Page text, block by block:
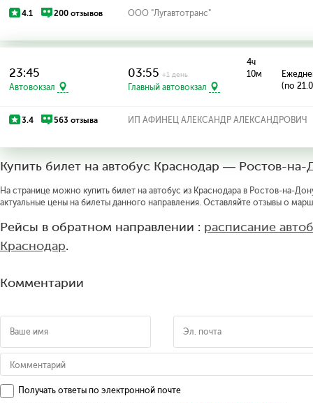
4.1 200 отзывов ООО "Лугавтотранс"
23:45
Автовокзал
03:55+1 день
Главный автовокзал
4ч
10м
(по
3.4 563 отзыва ИП АФИНЕЦ АЛЕКСАНДР АЛЕКСАНДРОВИЧ
Купить билет на автобус Краснодар — Ростов-на-
На странице можно купить билет на автобус из Краснодара в Ростов-на-
актуальные цены на билеты данного направления. Оставляйте отзывы о
Рейсы в обратном направлении : расписание
Краснодар.
Комментарии
Получать ответы по электронной почте